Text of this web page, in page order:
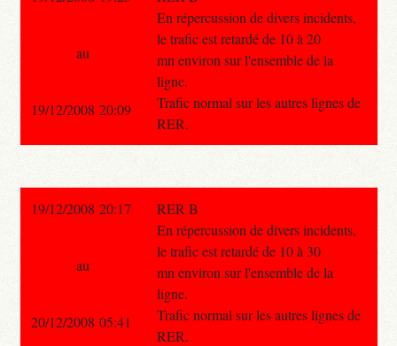
En répercussion de divers incidents,
le trafic est retardé de 10 à 20
mn environ sur l'ensemble de la
ligne.
Trafic normal sur les autres lignes de
RER.
au
19/12/2008 20:09
19/12/2008 20:17
RER B
En répercussion de divers incidents,
le trafic est retardé de 10 à 30
mn environ sur l'ensemble de la
ligne.
Trafic normal sur les autres lignes de
RER.
au
20/12/2008 05:41